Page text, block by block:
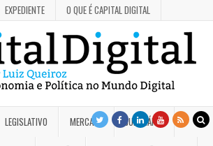
EXPEDIENTE O QUE É CAPITAL DIGITAL
LEGISLATIVO MERCADO JUDICIÁRIO